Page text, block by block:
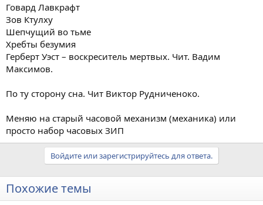
Говард Лавкрафт
Зов Ктулху
Шепчущий во тьме
Хребты безумия
Герберт Уэст – воскреситель мертвых. Чит. Вадим
Максимов.
По ту сторону сна. Чит Виктор Рудниченоко.
Меняю на старый часовой механизм (механика) или
просто набор часовых ЗИП
Войдите или зарегистрируйтесь для ответа.
Похожие темы